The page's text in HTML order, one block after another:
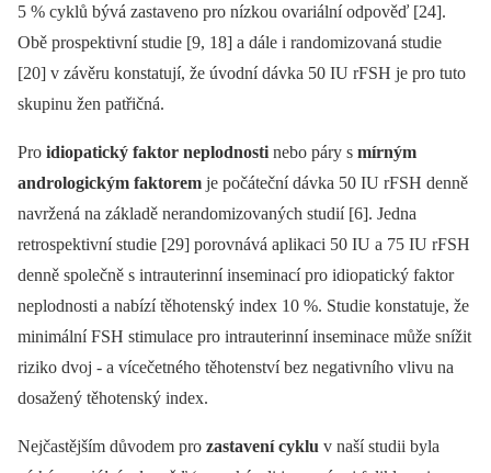
5 % cyklů bývá zastaveno pro nízkou ovariální odpověď [24].
Obě prospektivní studie [9, 18] a dále i randomizovaná studie
[20] v závěru konstatují, že úvodní dávka 50 IU rFSH je pro tuto
skupinu žen patřičná.
Pro idiopatický faktor neplodnosti nebo páry s mírným
andrologickým faktorem je počáteční dávka 50 IU rFSH denně
navržená na základě nerandomizovaných studií [6]. Jedna
retrospektivní studie [29] porovnává aplikaci 50 IU a 75 IU rFSH
denně společně s intrauterinní inseminací pro idiopatický faktor
neplodnosti a nabízí těhotenský index 10 %. Studie konstatuje, že
minimální FSH stimulace pro intrauterinní inseminace může snížit
riziko dvoj -⁠ a vícečetného těhotenství bez negativního vlivu na
dosažený těhotenský index.
Nejčastějším důvodem pro zastavení cyklu v naší studii byla